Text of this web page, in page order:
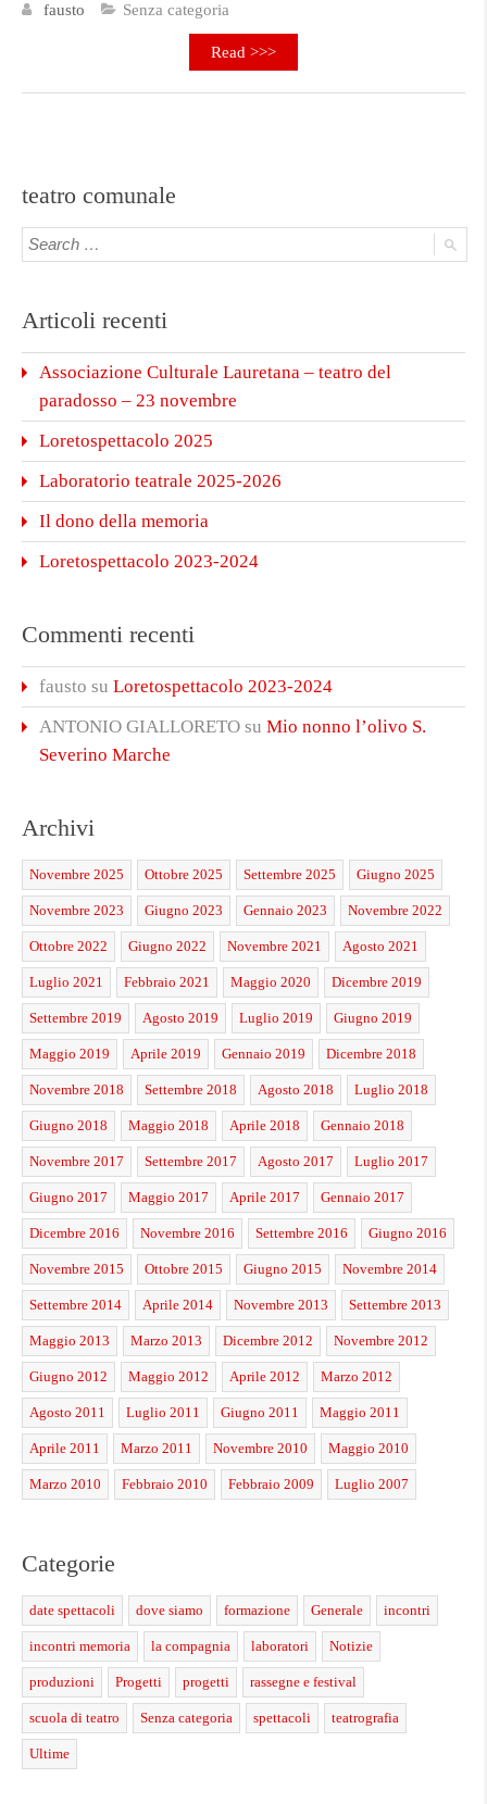
fausto Senza categoria
Read >>>
teatro comunale
Articoli recenti
Associazione Culturale Lauretana – teatro del
paradosso – 23 novembre
Loretospettacolo 2025
Laboratorio teatrale 2025-2026
Il dono della memoria
Loretospettacolo 2023-2024
Commenti recenti
fausto su Loretospettacolo 2023-2024
ANTONIO GIALLORETO su Mio nonno l’olivo S.
Severino Marche
Archivi
Novembre 2025 Ottobre 2025 Settembre 2025 Giugno 2025
Novembre 2023 Giugno 2023 Gennaio 2023 Novembre 2022
Ottobre 2022 Giugno 2022 Novembre 2021 Agosto 2021
Luglio 2021 Febbraio 2021 Maggio 2020 Dicembre 2019
Settembre 2019 Agosto 2019 Luglio 2019 Giugno 2019
Maggio 2019 Aprile 2019 Gennaio 2019 Dicembre 2018
Novembre 2018 Settembre 2018 Agosto 2018 Luglio 2018
Giugno 2018 Maggio 2018 Aprile 2018 Gennaio 2018
Novembre 2017 Settembre 2017 Agosto 2017 Luglio 2017
Giugno 2017 Maggio 2017 Aprile 2017 Gennaio 2017
Dicembre 2016 Novembre 2016 Settembre 2016 Giugno 2016
Novembre 2015 Ottobre 2015 Giugno 2015 Novembre 2014
Settembre 2014 Aprile 2014 Novembre 2013 Settembre 2013
Maggio 2013 Marzo 2013 Dicembre 2012 Novembre 2012
Giugno 2012 Maggio 2012 Aprile 2012 Marzo 2012
Agosto 2011 Luglio 2011 Giugno 2011 Maggio 2011
Aprile 2011 Marzo 2011 Novembre 2010 Maggio 2010
Marzo 2010 Febbraio 2010 Febbraio 2009 Luglio 2007
Categorie
date spettacoli dove siamo formazione Generale incontri
incontri memoria la compagnia laboratori Notizie
produzioni Progetti progetti rassegne e festival
scuola di teatro Senza categoria spettacoli teatrografia
Ultime